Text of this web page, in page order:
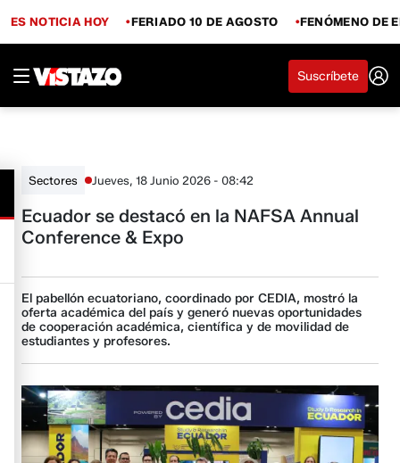
ES NOTICIA HOY FERIADO 10 DE AGOSTO FENÓMENO DE
Suscríbete
Sectores Jueves, 18 Junio 2026 - 08:42
Ecuador se destacó en la NAFSA Annual
Conference & Expo
El pabellón ecuatoriano, coordinado por CEDIA, mostró la
oferta académica del país y generó nuevas oportunidades
de cooperación académica, científica y de movilidad de
estudiantes y profesores.